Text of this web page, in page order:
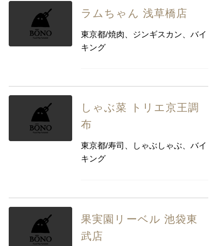
ラムちゃん 浅草橋店
東京都/焼肉、ジンギスカン、バイ
キング
しゃぶ菜 トリエ京王調
布
東京都/寿司、しゃぶしゃぶ、バイ
キング
果実園リーベル 池袋東
武店